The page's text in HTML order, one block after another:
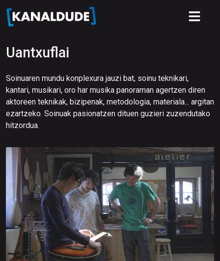
Uantxuflai
Soinuaren mundu konplexura jauzi bat, soinu teknikari,
kantari, musikari, oro har musika panoraman agertzen diren
aktoreen teknikak, bizipenak, metodologia, materiala... argitan
ezartzeko. Soinuak pasionatzen dituen guzieri zuzendutako
hitzordua.